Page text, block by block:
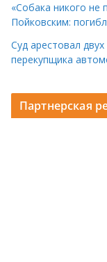
«Собака никого не
Пойковским:
Суд арестовал
перекупщика
Партнерская